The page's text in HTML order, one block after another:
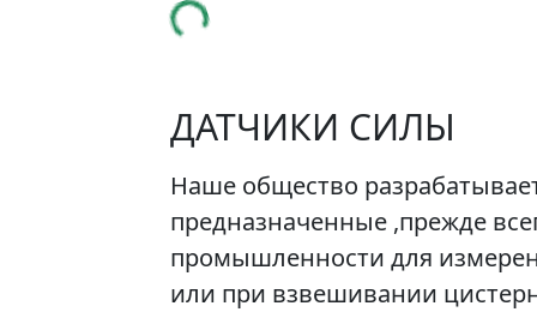
ДАТЧИКИ СИЛЫ
Наше общество
предназначенные ,прежде
промышленности для
или при взвешивании